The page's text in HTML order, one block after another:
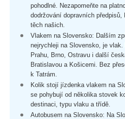
pohodlné. Nezapomeňte na
dodržování dopravních
těch našich.
Vlakem na Slovensko: Dalším
nejrychleji na Slovensko, je
Prahu, Brno, Ostravu i další
Bratislavou a Košicemi. Bez
k Tatrám.
Kolik stojí jízdenka vlakem na
se pohybují od několika stovek
destinaci, typu vlaku a třídě.
Autobusem na Slovensko: Na